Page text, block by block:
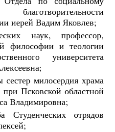
иерей Вадим Яковлев;
наук, профессор,
философии и теологии
университета
милосердия храма
Псковской областной
Владимировна;
Студенческих отрядов